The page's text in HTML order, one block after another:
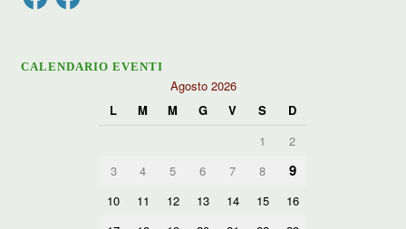
CALENDARIO EVENTI
Agosto 2026
L
M M G V S
D
1
2
3
4 5 6 7 8 9
10 11 12 13 14 15
16